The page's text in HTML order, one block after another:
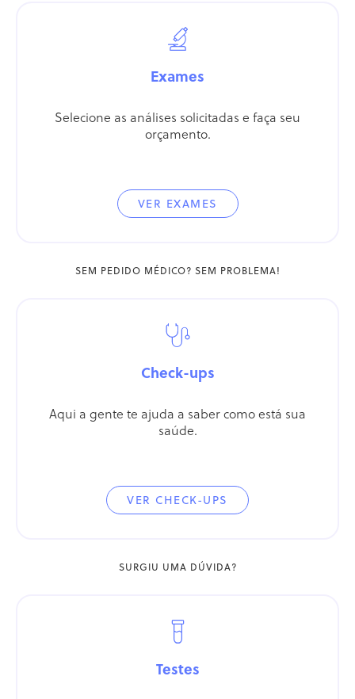
SEM PEDIDO MÉDICO? SEM PROBLEMA!
SURGIU UMA DÚVIDA?
Exames
Selecione as análises solicitadas e faça seu
orçamento.
VER EXAMES
Check-ups
Aqui a gente te ajuda a saber como está sua
saúde.
VER CHECK-UPS
Testes